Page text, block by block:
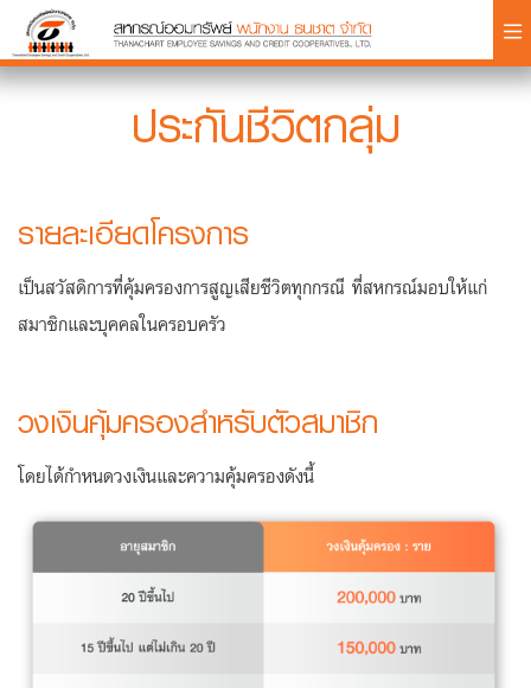
×
ประกันชีวิตกลุ่ม
รายละเอียดโครงการ
เป็นสวัสดิการที่คุ้มครองการสูญเสียชีวิตทุกกรณี ที่สหกรณ์มอบให้แก่
สมาชิกและบุคคลในครอบครัว
วงเงินคุ้มครองสำหรับตัวสมาชิก
โดยได้กำหนดวงเงินและความคุ้มครองดังนี้